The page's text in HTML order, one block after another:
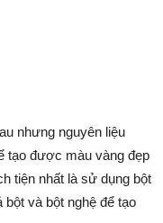
nhưng nguyên liệu
tạo được màu vàng đẹp
tiện nhất là sử dụng bột
bột và bột nghệ để tạo